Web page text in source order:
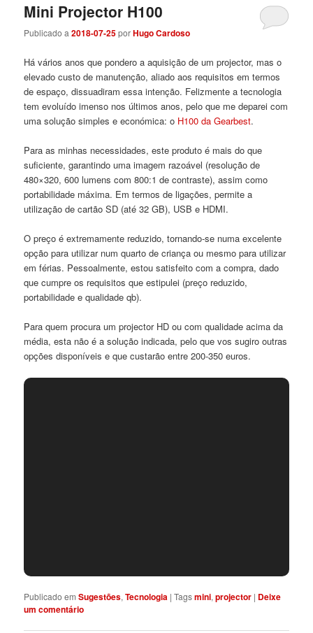
Mini Projector H100
Publicado a2018-07-25porHugo Cardoso
Há vários anos que pondero a aquisição de um projector, mas o
elevado custo de manutenção, aliado aos requisitos em termos
de espaço, dissuadiram essa intenção. Felizmente a tecnologia
tem evoluído imenso nos últimos anos, pelo que me deparei com
uma solução simples e económica: o H100 da Gearbest.
Para as minhas necessidades, este produto é mais do que
suficiente, garantindo uma imagem razoável (resolução de
480×320, 600 lumens com 800:1 de contraste), assim como
portabilidade máxima. Em termos de ligações, permite a
utilização de cartão SD (até 32 GB), USB e HDMI.
O preço é extremamente reduzido, tornando-se numa excelente
opção para utilizar num quarto de criança ou mesmo para utilizar
em férias. Pessoalmente, estou satisfeito com a compra, dado
que cumpre os requisitos que estipulei (preço reduzido,
portabilidade e qualidade qb).
Para quem procura um projector HD ou com qualidade acima da
média, esta não é a solução indicada, pelo que vos sugiro outras
opções disponíveis e que custarão entre 200-350 euros.
Publicado em Sugestões,Tecnologia |Tagsmini,projector | Deixe
um comentário